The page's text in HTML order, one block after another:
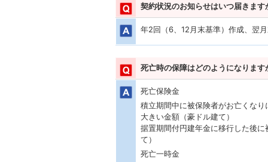
契約状況のお知らせはいつ届きます
年2回（6、12月末基準）作成、翌
死亡時の保障はどのようになります
死亡保険金
積立期間中に被保険者がお亡くな
大きい金額（豪ドル建て）
据置期間付円建年金に移行した後
て）
死亡一時金